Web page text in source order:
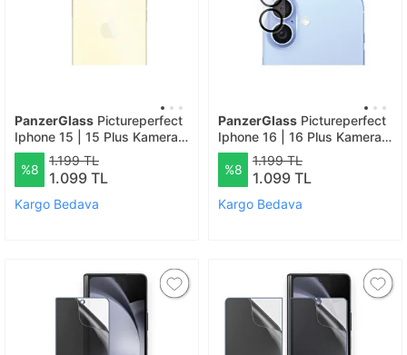
PanzerGlass Pictureperfect
Iphone 15 | 15 Plus Kamera
Lens Koruyucu
%8
1.199 TL
1.099 TL
Kargo Bedava
PanzerGlass Pictureperfect
Iphone 16 | 16 Plus Kamera
Lens Koruyucu
%8
1.199 TL
1.099 TL
Kargo Bedava